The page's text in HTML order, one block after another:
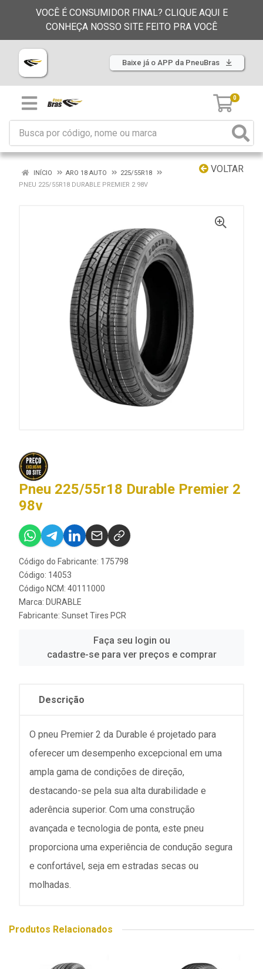
VOCÊ É CONSUMIDOR FINAL? CLIQUE AQUI E
CONHEÇA NOSSO SITE FEITO PRA VOCÊ
Baixe já o APP da PneuBras
0
VOLTAR
INÍCIO ARO 18 AUTO
225/55R18
PNEU 225/55R18 DURABLE PREMIER 2 98V
Pneu 225/55r18 Durable Premier 2
98v
Código do Fabricante: 175798
Código: 14053
Código NCM: 40111000
Marca: DURABLE
Fabricante: Sunset Tires PCR
Faça seu login ou
cadastre-se para ver preços e comprar
Descrição
O pneu Premier 2 da Durable é projetado para
oferecer um desempenho excepcional em uma
ampla gama de condições de direção,
destacando-se pela sua alta durabilidade e
aderência superior. Com uma construção
avançada e tecnologia de ponta, este pneu
proporciona uma experiência de condução segura
e confortável, seja em estradas secas ou
molhadas.
Produtos Relacionados